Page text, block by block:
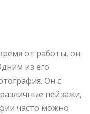
от работы, он
из его
Он с
пейзажи,
часто можно